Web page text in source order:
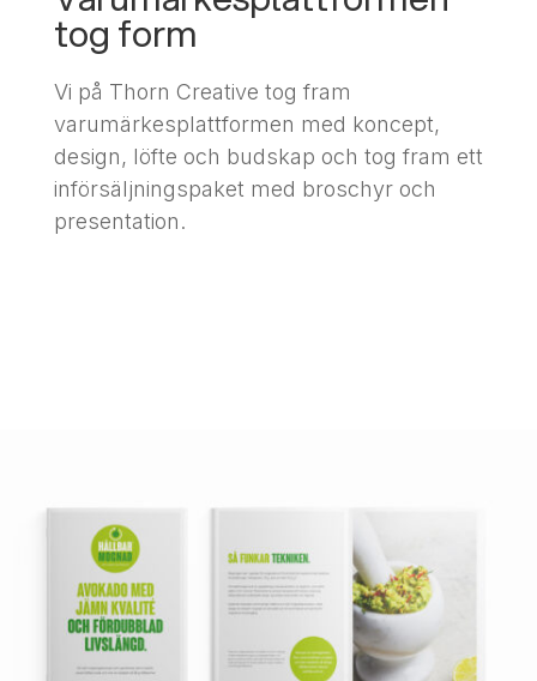
tog form
Vi på Thorn Creative tog fram
varumärkesplattformen med koncept,
design, löfte och budskap och tog fram ett
införsäljningspaket med broschyr och
presentation.